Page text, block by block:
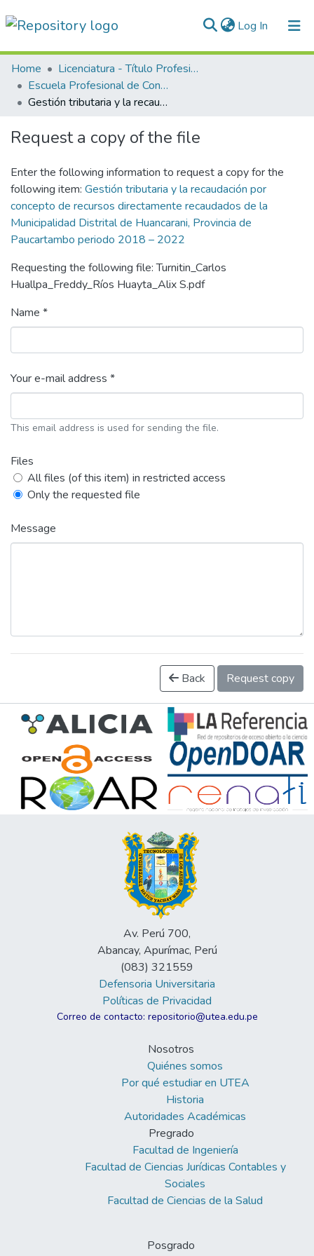
Log In (current)
Communities & Collections
All of DSpace
Normativas
Home
Licenciatura - Título Profesional
Escuela Profesional de Contabilidad
Gestión tributaria y la recaudación por concepto de recursos directamente recaudados de la Municipalidad Distrital de Huancarani, Provincia de Paucartambo periodo 2018 – 2022
Request a copy of the file
Enter the following information to request a copy for the
following item: Gestión tributaria y la recaudación por
concepto de recursos directamente recaudados de la
Municipalidad Distrital de Huancarani, Provincia de
Paucartambo periodo 2018 – 2022
Requesting the following file: Turnitin_Carlos
Huallpa_Freddy_Ríos Huayta_Alix S.pdf
Name *
Your e-mail address *
This email address is used for sending the file.
Files
All files (of this item) in restricted access
Only the requested file
Message
Back Request copy
Av. Perú 700,
Abancay, Apurímac, Perú
(083) 321559
Defensoria Universitaria
Políticas de Privacidad
Correo de contacto: repositorio@utea.edu.pe
Nosotros
Quiénes somos
Por qué estudiar en UTEA
Historia
Autoridades Académicas
Pregrado
Facultad de Ingeniería
Facultad de Ciencias Jurídicas Contables y
Sociales
Facultad de Ciencias de la Salud
Posgrado